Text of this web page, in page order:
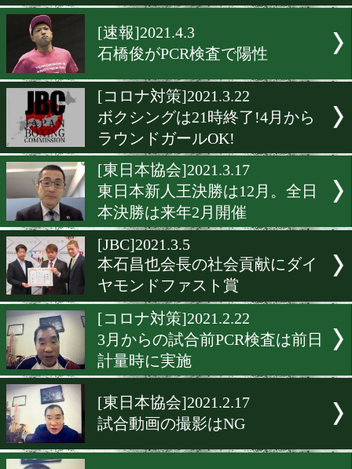
[ニュース]2021.4.19
JBCに対してJPBAが抗議文
出。
[東日本協会]2021.4.14
昭和のスーパーヒーロー輪
一会長勇退!
[JPBA]2021.4.9
5月の墨田ボクシング祭り
JPBAが協力
[速報]2021.4.3
石橋俊がPCR検査で陽性
[コロナ対策]2021.3.22
ボクシングは21時終了!4月
ラウンドガールOK!